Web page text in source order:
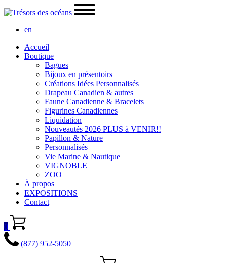
en
Accueil
Boutique
Bagues
Bijoux en présentoirs
Créations Idées Personnalisés
Drapeau Canadien & autres
Faune Canadienne & Bracelets
Figurines Canadiennes
Liquidation
Nouveautés 2026 PLUS à VENIR!!
Papillon & Nature
Personnalisés
Vie Marine & Nautique
VIGNOBLE
ZOO
À propos
EXPOSITIONS
Contact
0
(877) 952-5050